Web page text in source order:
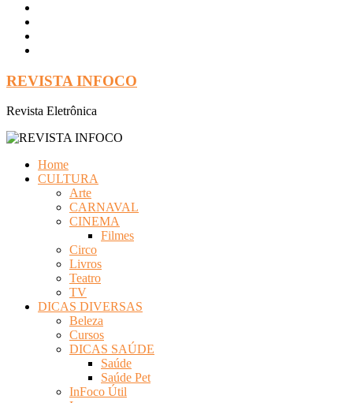
REVISTA INFOCO
Revista Eletrônica
Home
CULTURA
Arte
CARNAVAL
CINEMA
Filmes
Circo
Livros
Teatro
TV
DICAS DIVERSAS
Beleza
Cursos
DICAS SAÚDE
Saúde
Saúde Pet
InFoco Útil